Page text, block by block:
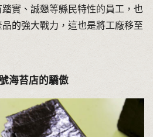
實、誠懇等縣民特性的員工，也
的強大戰力，這也是將工廠移至
海苔店的驕傲